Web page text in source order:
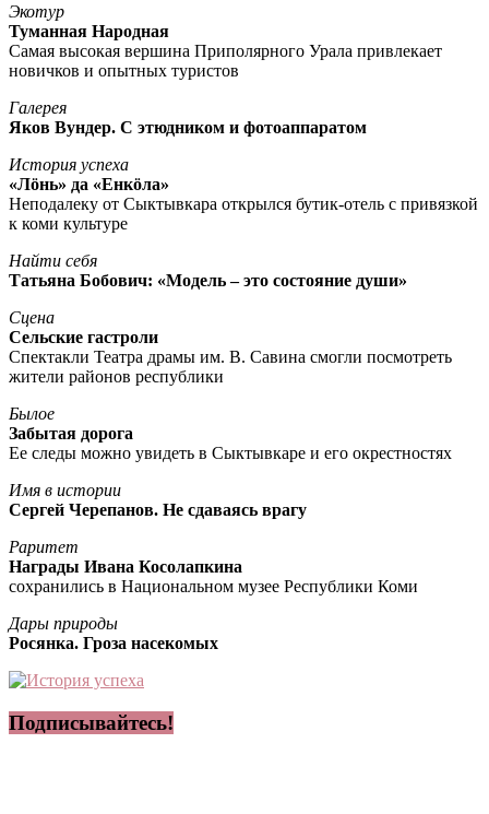
Экотур
Туманная Народная
Самая высокая вершина Приполярного Урала привлекает
новичков и опытных туристов
Галерея
Яков Вундер. С этюдником и фотоаппаратом
История успеха
«Лöнь» да «Енкöла»
Неподалеку от Сыктывкара открылся бутик-отель с привязкой
к коми культуре
Найти себя
Татьяна Бобович: «Модель – это состояние души»
Сцена
Сельские гастроли
Спектакли Театра драмы им. В. Савина смогли посмотреть
жители районов республики
Былое
Забытая дорога
Ее следы можно увидеть в Сыктывкаре и его окрестностях
Имя в истории
Сергей Черепанов. Не сдаваясь врагу
Раритет
Награды Ивана Косолапкина
сохранились в Национальном музее Республики Коми
Дары природы
Росянка. Гроза насекомых
Подписывайтесь!